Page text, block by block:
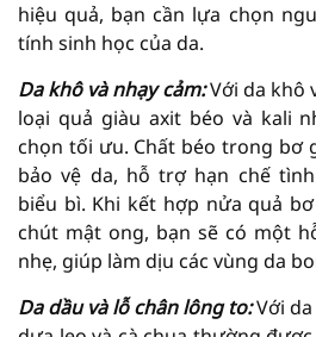
hiệu quả, bạn cần lựa chọn
tính sinh học của da.
Da khô và nhạy cảm:Với da khô
loại quả giàu axit béo và kali
chọn tối ưu. Chất béo trong bơ
bảo vệ da, hỗ trợ hạn chế
biểu bì. Khi kết hợp nửa quả
chút mật ong, bạn sẽ có một
nhẹ, giúp làm dịu các vùng da
Da dầu và lỗ chân lông to:Với